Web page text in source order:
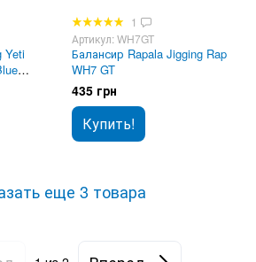
Yeti
1
Артикул: WH7GT
Балансир Rapala Jigging Rap
WH7 GT
435 грн
Купить!
еще 3 товара